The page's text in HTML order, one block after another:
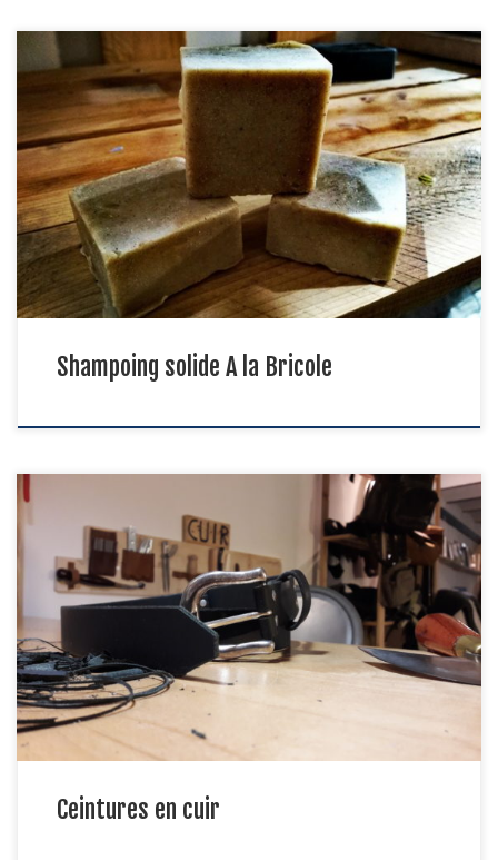
Shampoing : Orthographe francisée de shampooing, lui-même
issu de l’anglais shampooing, dérivé de shampoo avec le suffixe -
ing, ce premier emprunté lors de la colonisation britannique de
l’hindi चाँपो, champo, impératif du verbe चाँपना, champana (« presser,
masser »). source : https://fr.wiktionary.org/wiki/shampoing Tout
ça pour dire qu’on peut désormais fabriquer son shampoing […]
Shampoing solide A la Bricole
Les deux premières ceintures réalisées à l’atelier ! N’hésitez pas à
ramener votre vieille ceinture usagée préférée pour réutiliser la
boucle.
Ceintures en cuir